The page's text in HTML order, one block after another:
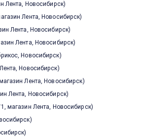
Лента, Новосибирск)
Лента, Новосибирск)
Лента, Новосибирск)
Лента, Новосибирск)
Новосибирск)
Новосибирск)
Лента, Новосибирск)
Лента, Новосибирск)
магазин Лента, Новосибирск)
)
)